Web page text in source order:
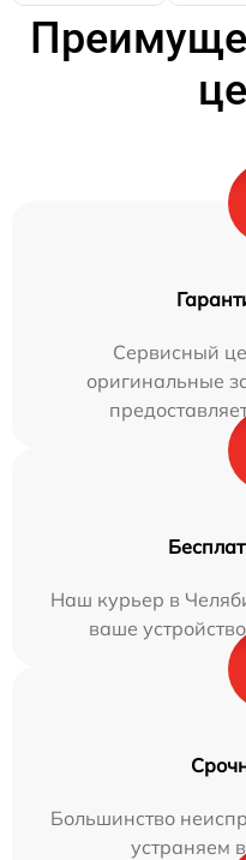
Сервисный
оригинальные
Наш курьер в
ваше
Большинство
устраняем